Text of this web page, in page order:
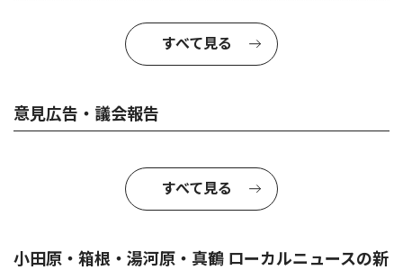
すべて見る
意見広告・議会報告
すべて見る
小田原・箱根・湯河原・真鶴 ローカルニュースの新